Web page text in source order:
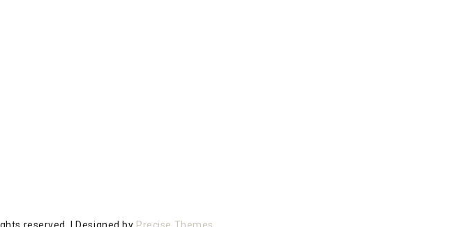
reserved. Designed by Precise Themes